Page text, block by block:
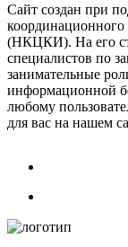
Сайт создан при
(НКЦКИ). На его
специалистов по
занимательные
информационной
любому
для вас на нашем